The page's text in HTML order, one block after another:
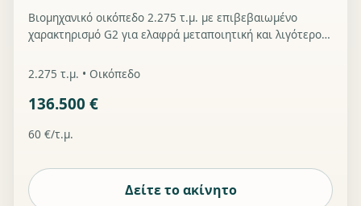
Βιομηχανικό οικόπεδο 2.275 τ.μ. με επιβεβαιωμένο
χαρακτηρισμό G2 για ελαφρά μεταποιητική και λιγότερο
συνδέσεων εντός του οικοπέδου.
2.275 τ.μ. • Οικόπεδο
136.500 €
60 €/τ.μ.
Δείτε το ακίνητο